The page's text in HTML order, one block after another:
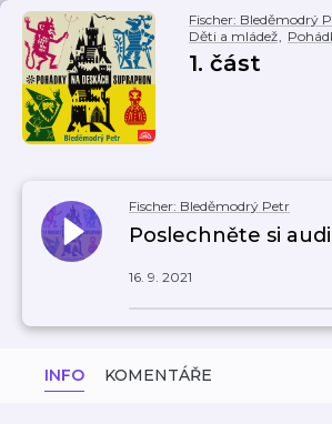
Fischer: Bleděmodrý
Děti a mládež,
1. část
Fischer: Bleděmodrý Petr
Poslechněte si
16. 9. 2021
INFO KOMENTÁŘE